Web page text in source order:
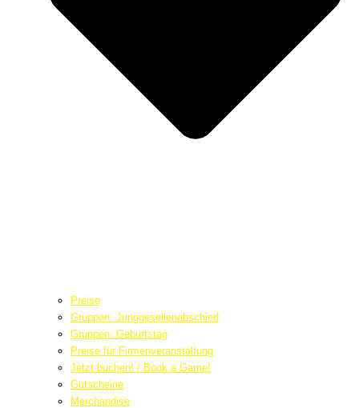
Preise
Gruppen: Junggesellenabschied
Gruppen: Geburtstag
Preise für Firmenveranstaltung
Jetzt buchen! / Book a Game!
Gutscheine
Merchandise